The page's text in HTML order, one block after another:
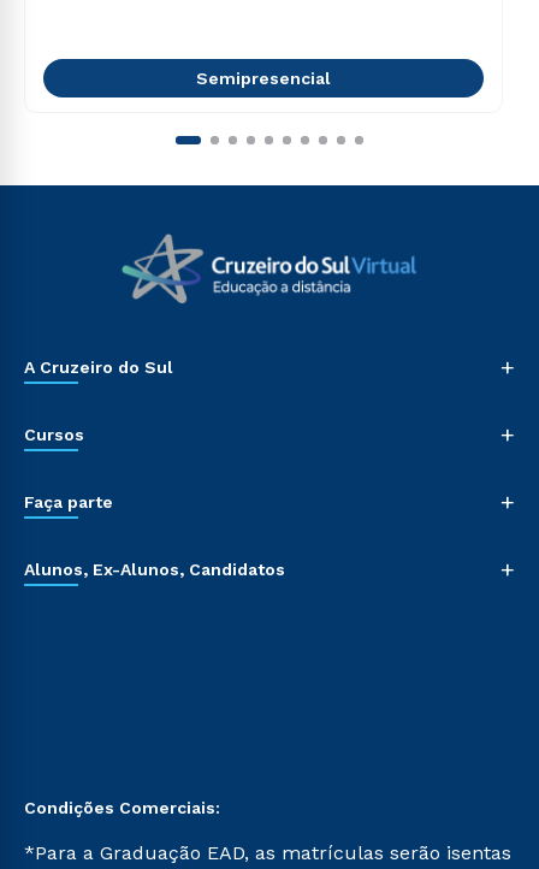
Semipresencial
A Cruzeiro do Sul +
Cursos +
Faça parte +
Alunos, Ex-Alunos, Candidatos +
Condições Comerciais:
*Para a Graduação EAD, as matrículas serão isentas